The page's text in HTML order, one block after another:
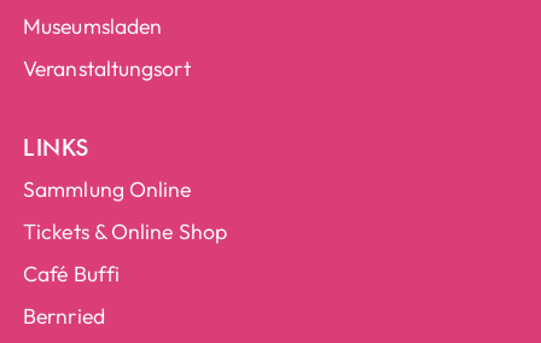
Museumsladen
Veranstaltungsort
LINKS
Sammlung Online
Tickets & Online Shop
Café Buffi
Bernried